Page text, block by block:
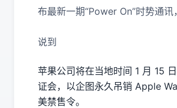
布最新一期“Power On”时势通讯
说到
苹果公司将在当地时间 1 月 15
证会，以企图永久吊销 Apple
美禁售令。